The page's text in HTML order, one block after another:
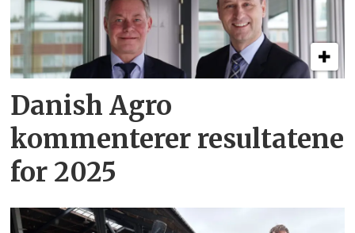
Danish Agro
kommenterer resultatene
for 2025